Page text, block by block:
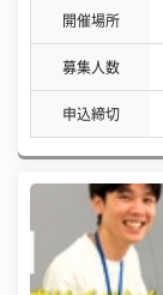
開催場所
募集人数
申込締切